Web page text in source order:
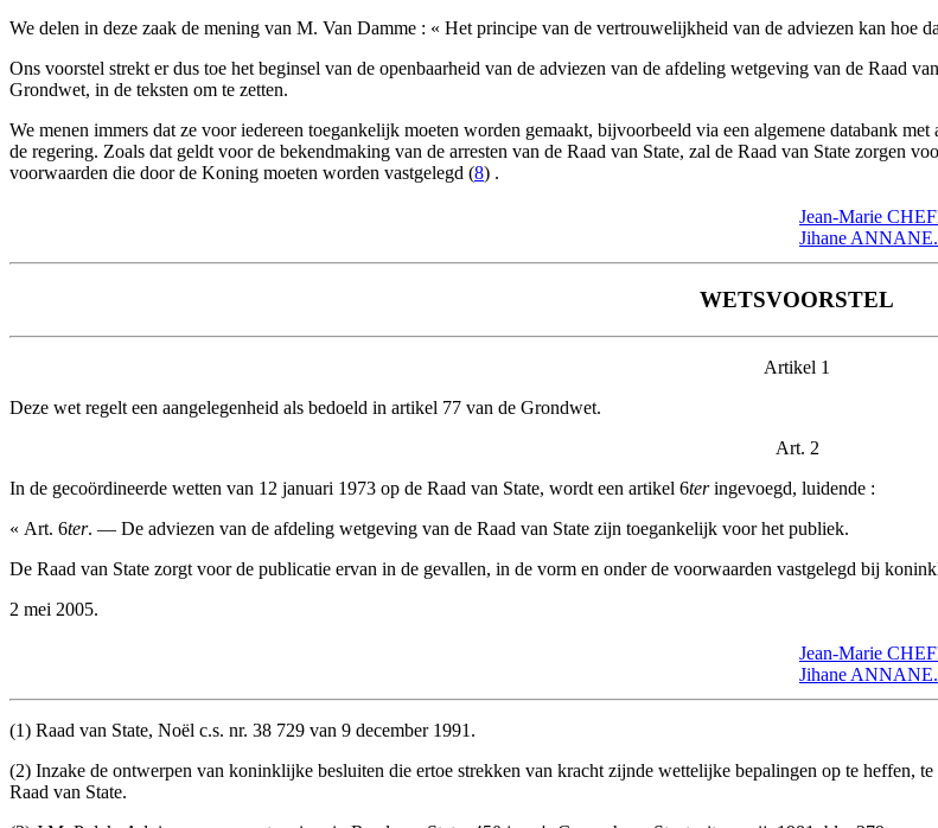
We delen in deze zaak de mening van M. Van Damme : « Het principe van de vertrouwelijkheid van de adviezen kan hoe
Ons voorstel strekt er dus toe het beginsel van de openbaarheid van de adviezen van de afdeling wetgeving van de Raad
Grondwet, in de teksten om te zetten.
We menen immers dat ze voor iedereen toegankelijk moeten worden gemaakt, bijvoorbeeld via een algemene databank
de regering. Zoals dat geldt voor de bekendmaking van de arresten van de Raad van State, zal de Raad van State zorgen
voorwaarden die door de Koning moeten worden vastgelegd (8) .
Jean-Marie
Jihane ANNANE.
WETSVOORSTEL
Artikel 1
Deze wet regelt een aangelegenheid als bedoeld in artikel 77 van de Grondwet.
Art. 2
In de gecoördineerde wetten van 12 januari 1973 op de Raad van State, wordt een artikel 6teringevoegd, luidende :
« Art. 6ter. — De adviezen van de afdeling wetgeving van de Raad van State zijn toegankelijk voor het publiek.
De Raad van State zorgt voor de publicatie ervan in de gevallen, in de vorm en onder de voorwaarden vastgelegd bij
2 mei 2005.
Jean-Marie
Jihane ANNANE.
(1) Raad van State, Noël c.s. nr. 38 729 van 9 december 1991.
(2) Inzake de ontwerpen van koninklijke besluiten die ertoe strekken van kracht zijnde wettelijke bepalingen op te heffen,
Raad van State.